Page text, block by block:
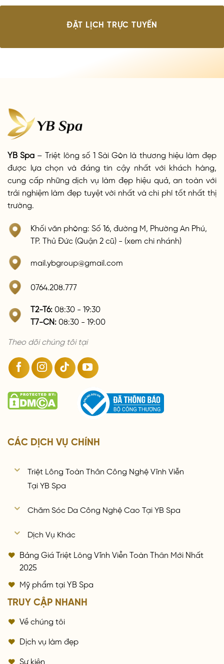
ĐẶT LỊCH TRỰC TUYẾN
YB Spa – Triệt lông số 1 Sài Gòn là thương hiệu làm đẹp
được lựa chọn và đáng tin cậy nhất với khách hàng,
cung cấp những dịch vụ làm đẹp hiệu quả, an toàn với
trải nghiệm làm đẹp tuyệt vời nhất và chi phí tốt nhất thị
trường.
Khối văn phòng: Số 16, đường M, Phường An Phú,
TP. Thủ Đức (Quận 2 cũ) - (xem chi nhánh)
mail.ybgroup@gmail.com
0764.208.777
T2-T6: 08:30 - 19:30
T7-CN: 08:30 - 19:00
Theo dõi chúng tôi tại
CÁC DỊCH VỤ CHÍNH
Triệt Lông Toàn Thân Công Nghệ Vĩnh Viễn
Tại YB Spa
Chăm Sóc Da Công Nghệ Cao Tại YB Spa
Dịch Vụ Khác
Bảng Giá Triệt Lông Vĩnh Viễn Toàn Thân Mới Nhất
2025
Mỹ phẩm tại YB Spa
TRUY CẬP NHANH
Về chúng tôi
Dịch vụ làm đẹp
Sự kiện